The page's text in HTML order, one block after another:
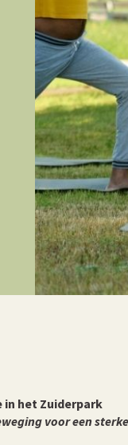
in het Zuiderpark
voor een